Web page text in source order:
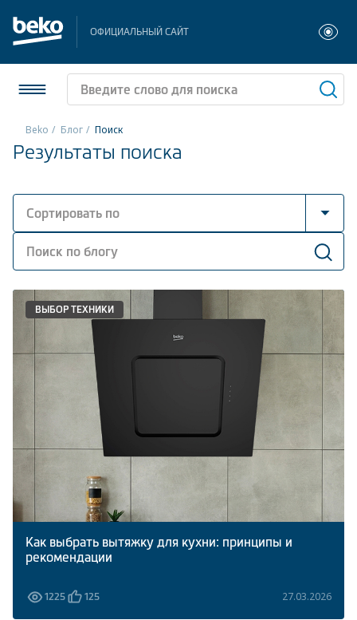
ОФИЦИАЛЬНЫЙ САЙТ
Холодильники и морозильники
Стиральные и сушильные машины
Посудомоечные машины
Встраиваемая техника
Малая бытовая техника
Климатическая техника
Сравнить 0
Beko Блог Поиск
Результаты поиска
Сортировать по
Сначала новые
ВЫБОР ТЕХНИКИ
Как выбрать вытяжку для кухни: принципы и
рекомендации
1225 125 27.03.2026